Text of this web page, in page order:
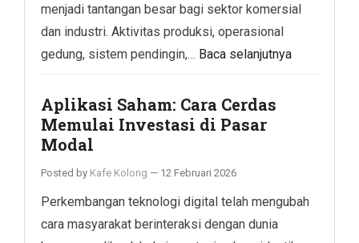
menjadi tantangan besar bagi sektor komersial
dan industri. Aktivitas produksi, operasional
gedung, sistem pendingin,… Baca selanjutnya
Aplikasi Saham: Cara Cerdas
Memulai Investasi di Pasar
Modal
Posted by Kafe Kolong — 12 Februari 2026
Perkembangan teknologi digital telah mengubah
cara masyarakat berinteraksi dengan dunia